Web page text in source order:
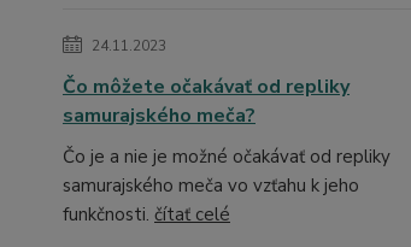
24.11.2023
Čo môžete očakávať od repliky
samurajského meča?
Čo je a nie je možné očakávať od repliky
samurajského meča vo vzťahu k jeho
funkčnosti. čítať celé